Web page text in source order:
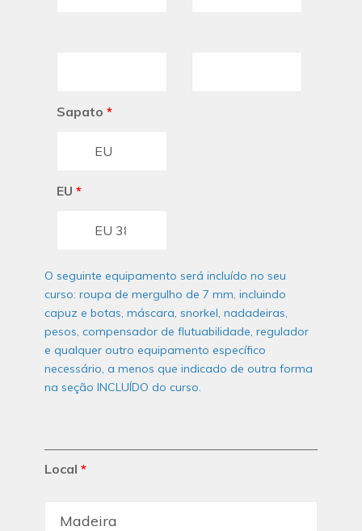
Sapato *
EU *
O seguinte equipamento será incluído no seu
curso: roupa de mergulho de 7 mm, incluindo
capuz e botas, máscara, snorkel, nadadeiras,
pesos, compensador de flutuabilidade, regulador
e qualquer outro equipamento específico
necessário, a menos que indicado de outra forma
na seção INCLUÍDO do curso.
Local *